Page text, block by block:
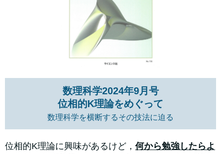
数理科学2024年9月号
位相的K理論をめぐって
数理科学を横断するその技法に迫る
位相的K理論に興味があるけど， 何から勉強したらよ